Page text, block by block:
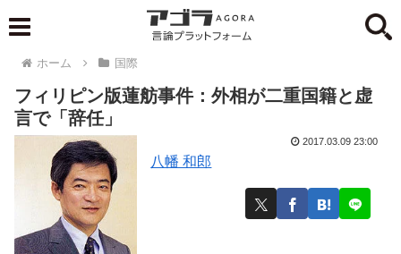
ホーム 国際
フィリピン版蓮舫事件：外相が二重国籍と虚
言で「辞任」
八幡 和郎
2017.03.09 23:00